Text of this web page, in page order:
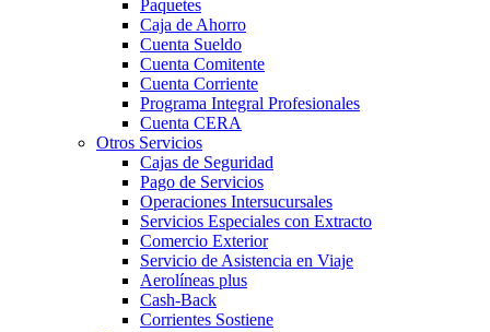
Paquetes
Caja de Ahorro
Cuenta Sueldo
Cuenta Comitente
Cuenta Corriente
Programa Integral Profesionales
Cuenta CERA
Otros Servicios
Cajas de Seguridad
Pago de Servicios
Operaciones Intersucursales
Servicios Especiales con Extracto
Comercio Exterior
Servicio de Asistencia en Viaje
Aerolíneas plus
Cash-Back
Corrientes Sostiene